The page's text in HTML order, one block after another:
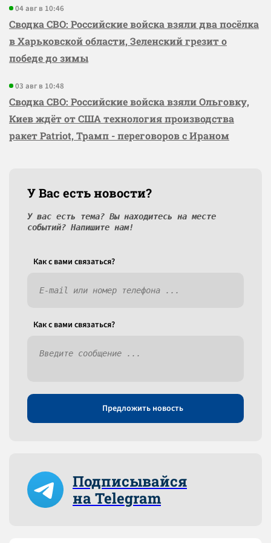
04 авг в 10:46
Сводка СВО: Российские войска взяли два посёлка
в Харьковской области, Зеленский грезит о
победе до зимы
03 авг в 10:48
Сводка СВО: Российские войска взяли Ольговку,
Киев ждёт от США технология производства
ракет Patriot, Трамп - переговоров с Ираном
У Вас есть новости?
У вас есть тема? Вы находитесь на месте
событий? Напишите нам!
Как c вами связаться?
Как c вами связаться?
Предложить новость
Подписывайся
на Telegram